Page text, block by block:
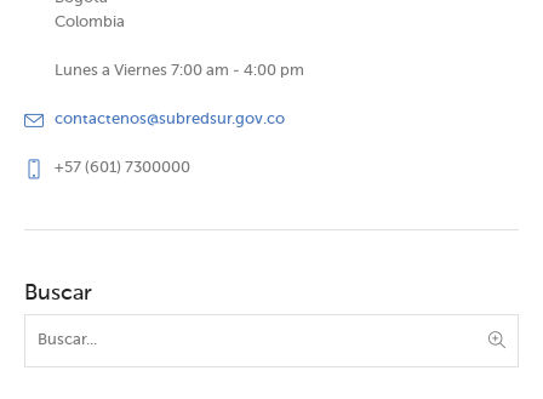
Colombia
Lunes a Viernes 7:00 am - 4:00 pm
contactenos@subredsur.gov.co
+57 (601) 7300000
Buscar